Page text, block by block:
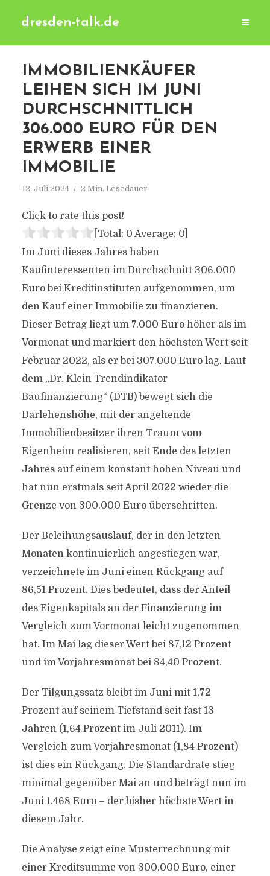
dresden-talk.de
IMMOBILIENKÄUFER
LEIHEN SICH IM JUNI
DURCHSCHNITTLICH
306.000 EURO FÜR DEN
ERWERB EINER
IMMOBILIE
12. Juli 2024 2 Min. Lesedauer
Click to rate this post!
[Total: 0 Average: 0]
Im Juni dieses Jahres haben
Kaufinteressenten im Durchschnitt 306.000
Euro bei Kreditinstituten aufgenommen, um
den Kauf einer Immobilie zu finanzieren.
Dieser Betrag liegt um 7.000 Euro höher als im
Vormonat und markiert den höchsten Wert seit
Februar 2022, als er bei 307.000 Euro lag. Laut
dem „Dr. Klein Trendindikator
Baufinanzierung“ (DTB) bewegt sich die
Darlehenshöhe, mit der angehende
Immobilienbesitzer ihren Traum vom
Eigenheim realisieren, seit Ende des letzten
Jahres auf einem konstant hohen Niveau und
hat nun erstmals seit April 2022 wieder die
Grenze von 300.000 Euro überschritten.
Der Beleihungsauslauf, der in den letzten
Monaten kontinuierlich angestiegen war,
verzeichnete im Juni einen Rückgang auf
86,51 Prozent. Dies bedeutet, dass der Anteil
des Eigenkapitals an der Finanzierung im
Vergleich zum Vormonat leicht zugenommen
hat. Im Mai lag dieser Wert bei 87,12 Prozent
und im Vorjahresmonat bei 84,40 Prozent.
Der Tilgungssatz bleibt im Juni mit 1,72
Prozent auf seinem Tiefstand seit fast 13
Jahren (1,64 Prozent im Juli 2011). Im
Vergleich zum Vorjahresmonat (1,84 Prozent)
ist dies ein Rückgang. Die Standardrate stieg
minimal gegenüber Mai an und beträgt nun im
Juni 1.468 Euro – der bisher höchste Wert in
diesem Jahr.
Die Analyse zeigt eine Musterrechnung mit
einer Kreditsumme von 300.000 Euro, einer